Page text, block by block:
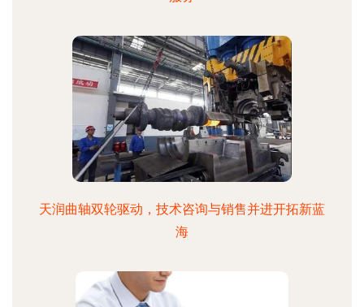
天润曲轴双轮驱动，技术咨询与销售并进开拓新蓝
海